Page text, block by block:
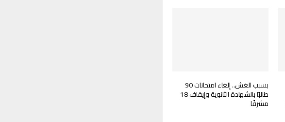
بسبب الغش.. إلغاء امتحانات 90
طالبًا بالشهادة الثانوية وإيقاف 18
مشرفًا